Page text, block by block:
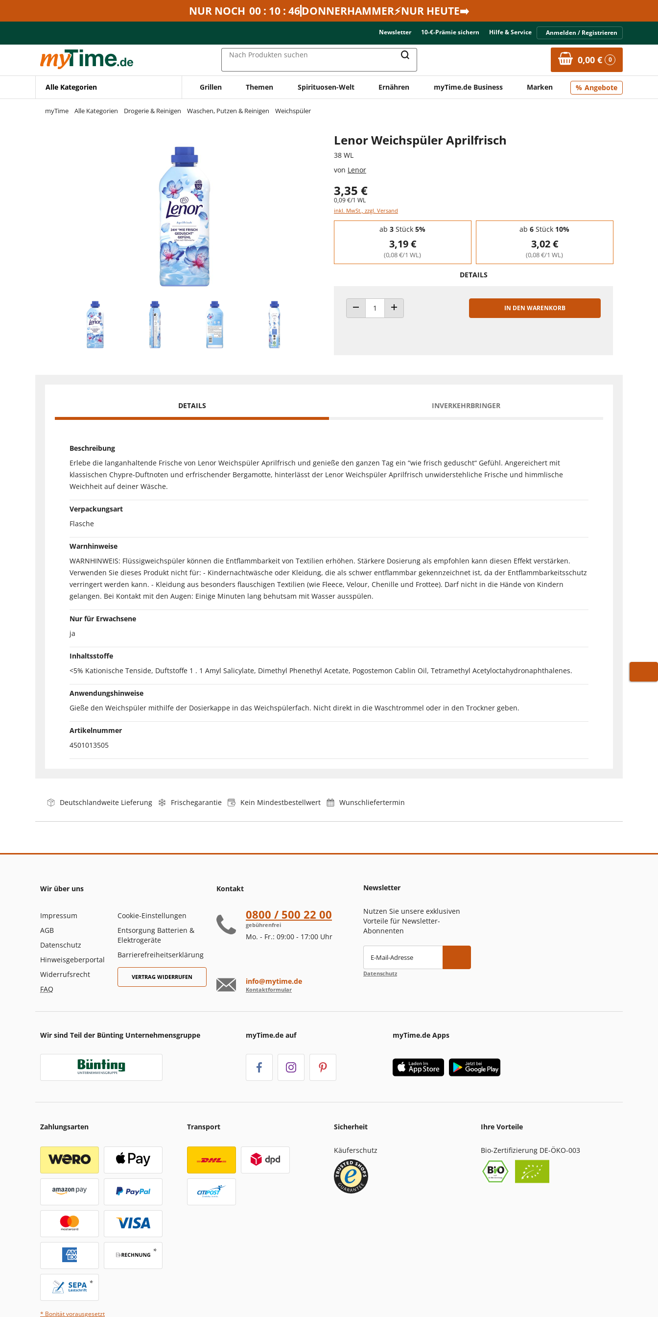
Zur Navigation springen
NUR NOCH 00 : 10 : 46DONNERHAMMER⚡NUR HEUTE➡️
Newsletter 10-€-Prämie sichern Hilfe & Service Anmelden / Registrieren
Nach Produkten suchen 0,00 € 0
Alle Kategorien Grillen Themen Spirituosen-Welt Ernähren myTime.de Business Marken Angebote
myTime Alle Kategorien Drogerie & Reinigen Waschen, Putzen & Reinigen Weichspüler
Lenor Weichspüler Aprilfrisch
38 WL
von Lenor
3,35 €
0,09 €/1 WL
inkl. MwSt., zzgl. Versand
Staffelpreise - Mengenrabatt
ab 3 Stück 5%
3,19 €
(0,08 €/1 WL)
ab 6 Stück 10%
3,02 €
(0,08 €/1 WL)
DETAILS
ANZAHL VERRINGERNANZAHL ERHÖHEN
IN DEN WARENKORB
DETAILS INVERKEHRBRINGER
Beschreibung
Erlebe die langanhaltende Frische von Lenor Weichspüler Aprilfrisch und genieße den ganzen Tag ein “wie frisch geduscht“ Gefühl. Angereichert mit
klassischen Chypre-Duftnoten und erfrischender Bergamotte, hinterlässt der Lenor Weichspüler Aprilfrisch unwiderstehliche Frische und himmlische
Weichheit auf deiner Wäsche.
Verpackungsart
Flasche
Warnhinweise
WARNHINWEIS: Flüssigweichspüler können die Entflammbarkeit von Textilien erhöhen. Stärkere Dosierung als empfohlen kann diesen Effekt verstärken.
Verwenden Sie dieses Produkt nicht für: - Kindernachtwäsche oder Kleidung, die als schwer entflammbar gekennzeichnet ist, da der Entflammbarkeitsschutz
verringert werden kann. - Kleidung aus besonders flauschigen Textilien (wie Fleece, Velour, Chenille und Frottee). Darf nicht in die Hände von Kindern
gelangen. Bei Kontakt mit den Augen: Einige Minuten lang behutsam mit Wasser ausspülen.
Nur für Erwachsene
ja
Inhaltsstoffe
<5% Kationische Tenside, Duftstoffe 1 . 1 Amyl Salicylate, Dimethyl Phenethyl Acetate, Pogostemon Cablin Oil, Tetramethyl Acetyloctahydronaphthalenes.
Anwendungshinweise
Gieße den Weichspüler mithilfe der Dosierkappe in das Weichspülerfach. Nicht direkt in die Waschtrommel oder in den Trockner geben.
Artikelnummer
4501013505
Deutschlandweite Lieferung Frischegarantie Kein Mindestbestellwert Wunschliefertermin
Wir über uns
Impressum
AGB
Datenschutz
Hinweisgeberportal
Widerrufsrecht
FAQ
Cookie-Einstellungen
Entsorgung Batterien &
Elektrogeräte
Barrierefreiheitserklärung
VERTRAG WIDERRUFEN
Kontakt
0800 / 500 22 00
gebührenfrei
Mo. - Fr.: 09:00 - 17:00 Uhr
info@mytime.de
Kontaktformular
Newsletter
Nutzen Sie unsere exklusiven
Vorteile für Newsletter-
Abonnenten
E-Mail-Adresse
Datenschutz
Wir sind Teil der Bünting Unternehmensgruppe myTime.de auf myTime.de Apps
Zahlungsarten
* Bonität vorausgesetzt
Transport Sicherheit
Käuferschutz
Ihre Vorteile
Bio-Zertifizierung DE-ÖKO-003